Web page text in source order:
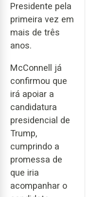
Presidente pela
primeira vez em
mais de três
anos.
McConnell já
confirmou que
irá apoiar a
candidatura
presidencial de
Trump,
cumprindo a
promessa de
que iria
acompanhar o